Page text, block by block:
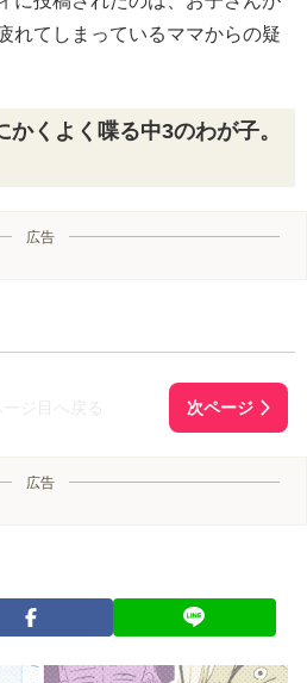
れてしまっているママからの疑
くよく喋る中3のわが子。
広告
広告